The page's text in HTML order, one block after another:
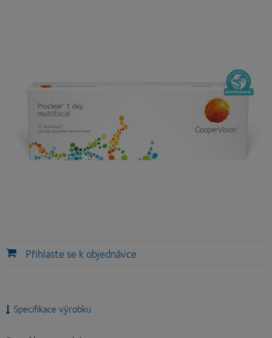
Přihlaste se k objednávce
Specifikace výrobku